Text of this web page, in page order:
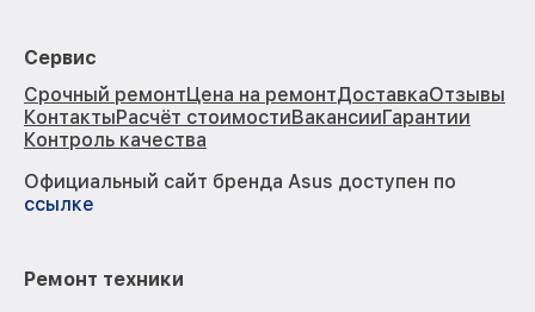
Сервис
Срочный ремонтЦена на ремонтДоставкаОтзывы
КонтактыРасчёт стоимостиВакансииГарантии
Контроль качества
Официальный сайт бренда Asus доступен по
ссылке
Ремонт техники